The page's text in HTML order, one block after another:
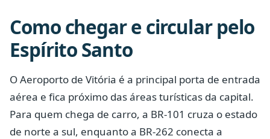
Como chegar e circular pelo
Espírito Santo
O Aeroporto de Vitória é a principal porta de entrada
aérea e fica próximo das áreas turísticas da capital.
Para quem chega de carro, a BR-101 cruza o estado
de norte a sul, enquanto a BR-262 conecta a